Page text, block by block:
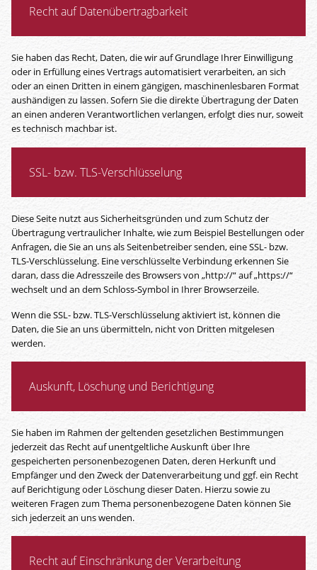
Recht auf Daten­übertrag­barkeit
Sie haben das Recht, Daten, die wir auf Grundlage Ihrer Einwilligung
oder in Erfüllung eines Vertrags automatisiert verarbeiten, an sich
oder an einen Dritten in einem gängigen, maschinenlesbaren Format
aushändigen zu lassen. Sofern Sie die direkte Übertragung der Daten
an einen anderen Verantwortlichen verlangen, erfolgt dies nur, soweit
es technisch machbar ist.
SSL- bzw. TLS-Verschlüsselung
Diese Seite nutzt aus Sicherheitsgründen und zum Schutz der
Übertragung vertraulicher Inhalte, wie zum Beispiel Bestellungen oder
Anfragen, die Sie an uns als Seitenbetreiber senden, eine SSL- bzw.
TLS-Verschlüsselung. Eine verschlüsselte Verbindung erkennen Sie
daran, dass die Adresszeile des Browsers von „http://“ auf „https://“
wechselt und an dem Schloss-Symbol in Ihrer Browserzeile.
Wenn die SSL- bzw. TLS-Verschlüsselung aktiviert ist, können die
Daten, die Sie an uns übermitteln, nicht von Dritten mitgelesen
werden.
Auskunft, Löschung und Berichtigung
Sie haben im Rahmen der geltenden gesetzlichen Bestimmungen
jederzeit das Recht auf unentgeltliche Auskunft über Ihre
gespeicherten personenbezogenen Daten, deren Herkunft und
Empfänger und den Zweck der Datenverarbeitung und ggf. ein Recht
auf Berichtigung oder Löschung dieser Daten. Hierzu sowie zu
weiteren Fragen zum Thema personenbezogene Daten können Sie
sich jederzeit an uns wenden.
Recht auf Einschränkung der Verarbeitung